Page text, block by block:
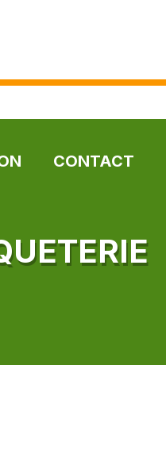
CONTACT